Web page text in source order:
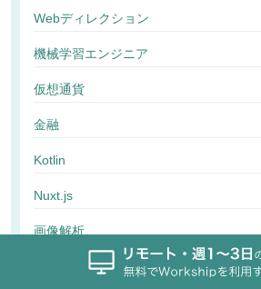
Webディレクション
機械学習エンジニア
仮想通貨
金融
Kotlin
Nuxt.js
画像解析